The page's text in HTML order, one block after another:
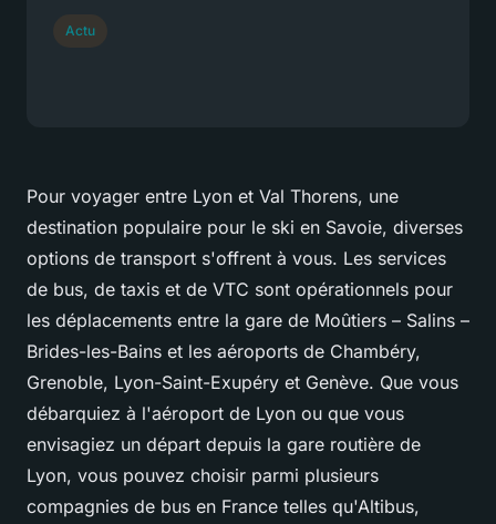
Pour voyager entre Lyon et Val Thorens, une
destination populaire pour le ski en Savoie, diverses
options de transport s'offrent à vous. Les services
de bus, de taxis et de VTC sont opérationnels pour
les déplacements entre la gare de Moûtiers – Salins –
Brides-les-Bains et les aéroports de Chambéry,
Grenoble, Lyon-Saint-Exupéry et Genève. Que vous
débarquiez à l'aéroport de Lyon ou que vous
envisagiez un départ depuis la gare routière de
Lyon, vous pouvez choisir parmi plusieurs
compagnies de bus en France telles qu'Altibus,
Actu